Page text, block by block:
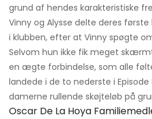
grund af hendes karakteristiske
Vinny og Alysse delte deres
i klubben, efter at Vinny spøgte
Selvom hun ikke fik meget
en ægte forbindelse, som alle
landede i de to nederste i
damerne rullende skøjteløb på
Oscar De La Hoya